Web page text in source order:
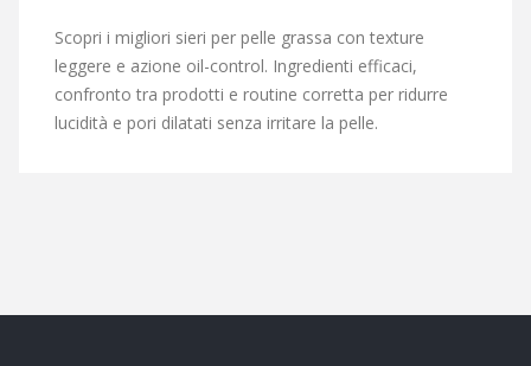
Scopri i migliori sieri per pelle grassa con texture
leggere e azione oil-control. Ingredienti efficaci,
confronto tra prodotti e routine corretta per ridurre
lucidità e pori dilatati senza irritare la pelle.